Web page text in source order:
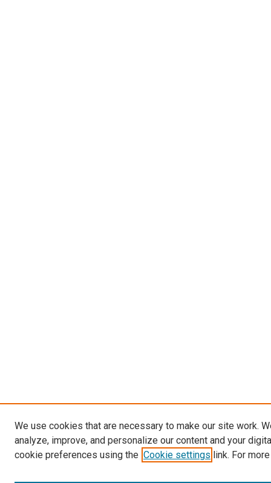
We use cookies that are necessary to make our site work.
analyze, improve, and personalize our content and your
cookie preferences using the Cookie settings link. For